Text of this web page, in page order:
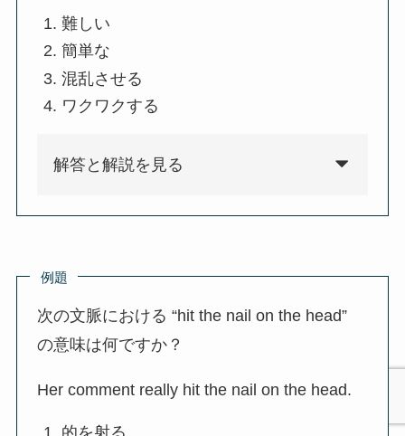
難しい
簡単な
混乱させる
ワクワクする
解答と解説を見る
例題
次の文脈における “hit the nail on the head”
の意味は何ですか？
Her comment really hit the nail on the head.
的を射る